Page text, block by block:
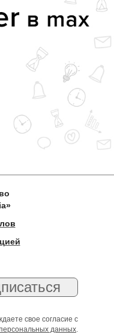
свое согласие с
данных.